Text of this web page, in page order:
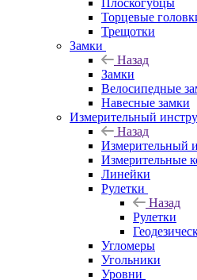
Плоскогубцы
Торцевые
Трещотки
Замки
Назад
Замки
Велосипедные
Навесные замки
Измерительный
Назад
Измерительный
Измерительные
Линейки
Рулетки
Назад
Рулетки
Угломеры
Угольники
Уровни